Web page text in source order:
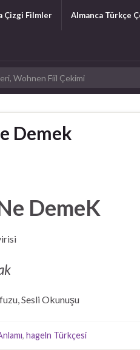
Çizgi Filmler Almanca Türkçe
Demek
DemeK
Sesli Okunuşu
, hageln Türkçesi